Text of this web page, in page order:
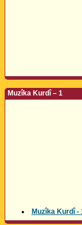
Muzîka Kurdî – 1
Muzîka Kurdî -